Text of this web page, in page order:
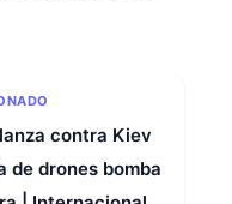
contra Kiev
de drones bomba